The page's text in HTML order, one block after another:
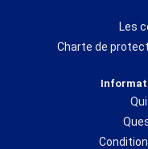
Les
Charte de